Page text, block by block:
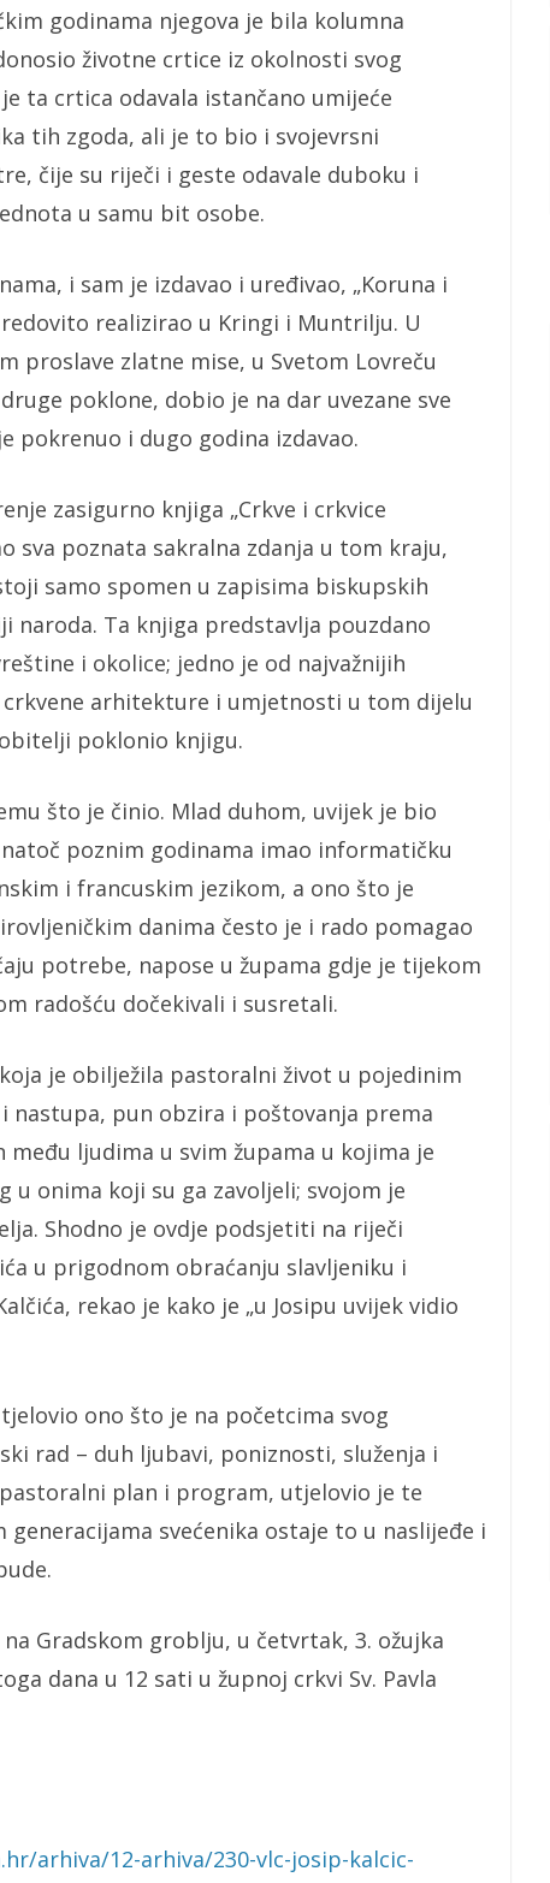
godinama njegova je bila kolumna
životne crtice iz okolnosti svog
ta crtica odavala istančano umijeće
tih zgoda, ali je to bio i svojevrsni
čije su riječi i geste odavale duboku i
u samu bit osobe.
i sam je izdavao i uređivao, „Koruna i
realizirao u Kringi i Muntrilju. U
proslave zlatne mise, u Svetom Lovreču
poklone, dobio je na dar uvezane sve
pokrenuo i dugo godina izdavao.
zasigurno knjiga „Crkve i crkvice
sva poznata sakralna zdanja u tom kraju,
samo spomen u zapisima biskupskih
naroda. Ta knjiga predstavlja pouzdano
i okolice; jedno je od najvažnijih
arhitekture i umjetnosti u tom dijelu
poklonio knjigu.
što je činio. Mlad duhom, uvijek je bio
poznim godinama imao informatičku
i francuskim jezikom, a ono što je
danima često je i rado pomagao
potrebe, napose u župama gdje je tijekom
radošću dočekivali i susretali.
je obilježila pastoralni život u pojedinim
nastupa, pun obzira i poštovanja prema
ljudima u svim župama u kojima je
u onima koji su ga zavoljeli; svojom je
Shodno je ovdje podsjetiti na riječi
u prigodnom obraćanju slavljeniku i
rekao je kako je „u Josipu uvijek vidio
ono što je na početcima svog
rad – duh ljubavi, poniznosti, služenja i
plan i program, utjelovio je te
svećenika ostaje to u naslijeđe i
Gradskom groblju, u četvrtak, 3. ožujka
dana u 12 sati u župnoj crkvi Sv. Pavla
arhiva/12-arhiva/230-vlc-josip-kalcic-